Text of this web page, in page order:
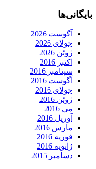
بایگانی‌ها
آگوست 2026
جولای 2026
ژوئن 2026
اکتبر 2016
سپتامبر 2016
آگوست 2016
جولای 2016
ژوئن 2016
می 2016
آوریل 2016
مارس 2016
فوریه 2016
ژانویه 2016
دسامبر 2015